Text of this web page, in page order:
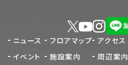
ニュース
イベント
フロアマップ
施設案内
アクセス
周辺案内